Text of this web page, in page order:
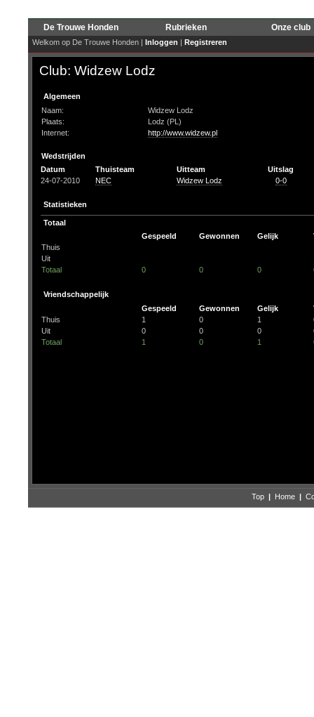
De Trouwe Honden Rubrieken Onze club
Welkom op De Trouwe Honden | Inloggen | Registreren
Club: Widzew Lodz
Algemeen
Naam:
Widzew Lodz
Plaats:
Lodz (PL)
Internet:
http://www.widzew.pl
Wedstrijden
Datum
Thuisteam Uitteam
Uitslag
24-07-2010
NEC Widzew Lodz 0-0
Statistieken
Totaal
Gespeeld
Gewonnen Gelijk
Thuis
Uit
Totaal
0 0 0
Vriendschappelijk
Gespeeld
Gewonnen Gelijk
Thuis
1 0 1
Uit
0 0 0
Totaal
1 0 1
Top | Home |